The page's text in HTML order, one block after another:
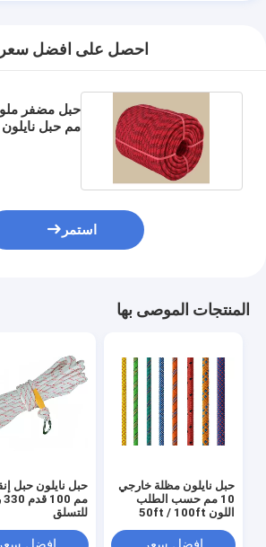
احصل على افضل
مم حبل
استمر
المنتجات الموصى بها
حبل نايلون مظلة خارجي
10 مم حسب الطلب
اللون 50ft / 100ft
للتسلق